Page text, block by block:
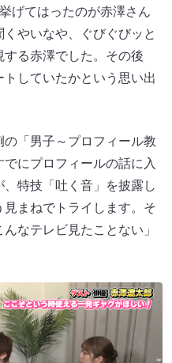
げてはったのが赤澤さん
やいなや、ぐびぐびッと
る赤澤でした。その後
していたかという思い出
「男子～プロフィール教
にプロフィールの話に入
特技「吐く音」を披露し
まねでトライします。そ
なテレビ見たことない」